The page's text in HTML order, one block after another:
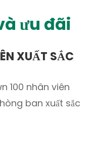
ưu đãi
XUẤT SẮC
100 nhân viên
ban xuất sắc